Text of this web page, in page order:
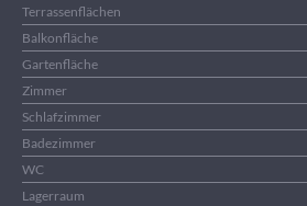
Terrassenflächen
Balkonfläche
Gartenfläche
Zimmer
Schlafzimmer
Badezimmer
WC
Lagerraum